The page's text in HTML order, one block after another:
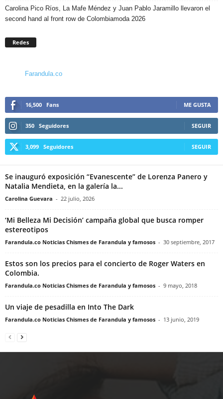
Carolina Pico Ríos, La Mafe Méndez y Juan Pablo Jaramillo llevaron el
second hand al front row de Colombiamoda 2026
Redes
Farandula.co
16,500 Fans ME GUSTA
350 Seguidores SEGUIR
3,099 Seguidores SEGUIR
Se inauguró exposición “Evanescente” de Lorenza Panero y
Natalia Mendieta, en la galería la...
Carolina Guevara - 22 julio, 2026
‘Mi Belleza Mi Decisión’ campaña global que busca romper
estereotipos
Farandula.co Noticias Chismes de Farandula y famosos - 30 septiembre, 2017
Estos son los precios para el concierto de Roger Waters en
Colombia.
Farandula.co Noticias Chismes de Farandula y famosos - 9 mayo, 2018
Un viaje de pesadilla en Into The Dark
Farandula.co Noticias Chismes de Farandula y famosos - 13 junio, 2019